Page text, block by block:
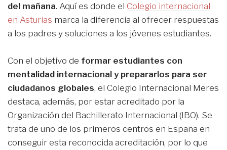
del mañana. Aquí es donde el Colegio internacional
en Asturias marca la diferencia al ofrecer respuestas
a los padres y soluciones a los jóvenes estudiantes.
Con el objetivo de formar estudiantes con
mentalidad internacional y prepararlos para ser
ciudadanos globales, el Colegio Internacional Meres
destaca, además, por estar acreditado por la
Organización del Bachillerato Internacional (IBO). Se
trata de uno de los primeros centros en España en
conseguir esta reconocida acreditación, por lo que